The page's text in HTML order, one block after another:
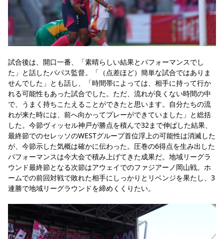
試合後は、開口一番、「素晴らしい結果とパフォーマンスでし
た」と話したパパス監督。「（点差ほど）簡単な試合ではありま
せんでした」とも話し、「時間帯によっては、相手に持って行か
れる可能性もあった試合でした。ただ、流れが良くない時間の中
で、うまく持ちこたえることができたと思います。自分たちの流
れが来た時には、前へ向かってプレーができていました」と総括
した。今節ヴィッセル神戸が勝点を積んで32まで伸ばした結果、
最終節でのセレッソのWESTグループ首位浮上の可能性は消滅した
が、今節示した気概は確かに伝わった。圧巻の6得点を生み出した
パフォーマンスは今大会で積み上げてきた成果だ。地域リーグラ
ウンド最終節となる次節はアウェイでのファジアーノ岡山戦。ホ
ームでの前回対戦で敗れた相手にしっかりとリベンジを果たし、3
連勝で地域リーグラウンドを締めくくりたい。